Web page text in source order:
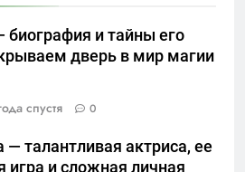
и тайны его
дверь в мир магии
спустя 0
— талантливая актриса, ее
игра и сложная личная